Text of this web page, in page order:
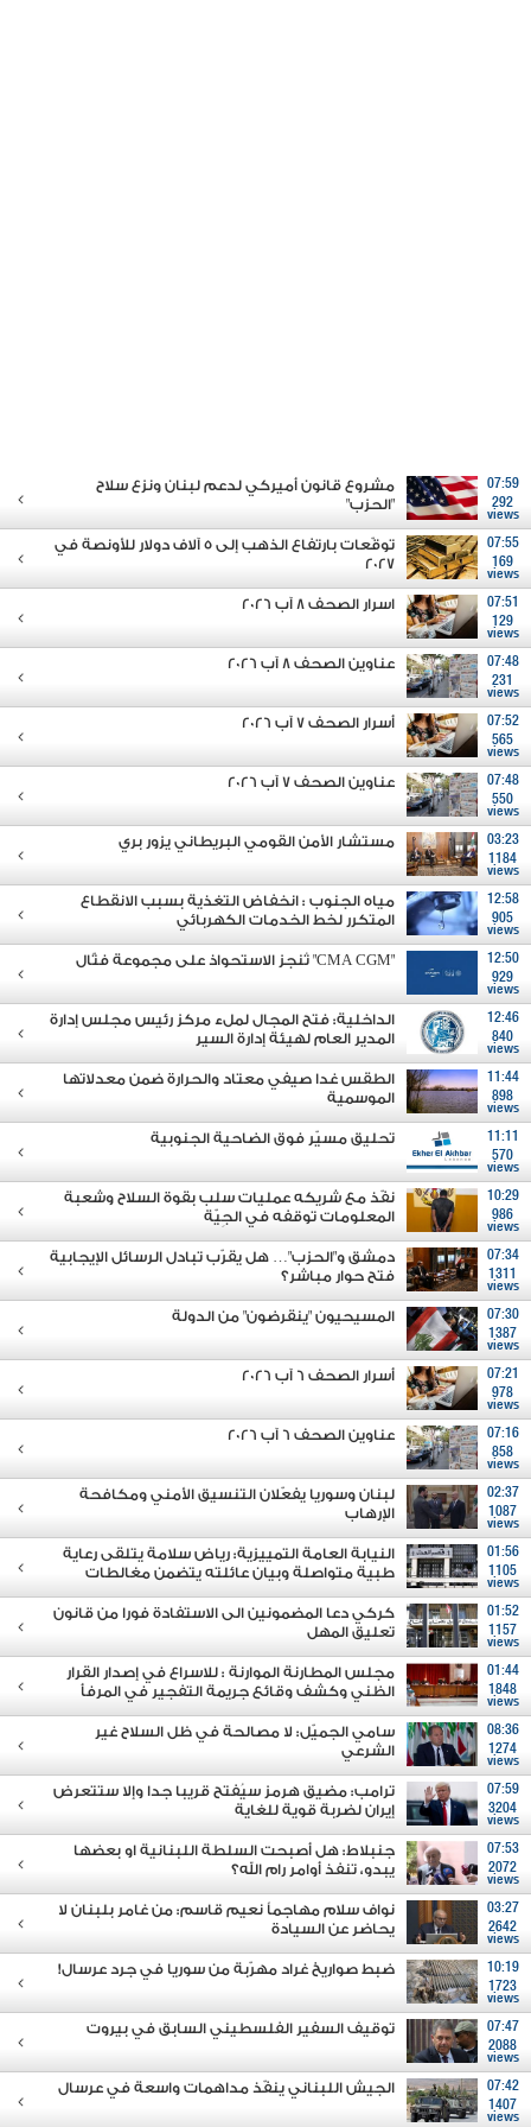
07:59
292
views
مشروع قانون أميركي لدعم لبنان ونزع سلاح
"الحزب"
07:55
169
views
توقّعات بارتفاع الذهب إلى 5 آلاف دولار للأونصة في
2027
07:51
129
views
اسرار الصحف 8 آب 2026
07:48
231
views
عناوين الصحف 8 آب 2026
07:52
565
views
أسرار الصحف 7 آب 2026
07:48
550
views
عناوين الصحف 7 آب 2026
03:23
1184
views
مستشار الأمن القومي البريطاني يزور بري
12:58
905
views
مياه الجنوب : انخفاض التغذية بسبب الانقطاع
المتكرر لخط الخدمات الكهربائي
12:50
929
views
"CMA CGM" تُنجز الاستحواذ على مجموعة فتّال
12:46
840
views
الداخلية: فتح المجال لملء مركز رئيس مجلس إدارة
المدير العام لهيئة إدارة السير
11:44
898
views
الطقس غدا صيفي معتاد والحرارة ضمن معدلاتها
الموسمية
11:11
570
views
تحليق مسيّر فوق الضاحية الجنوبية
10:29
986
views
نفّذ مع شريكه عمليات سلب بقوة السلاح وشعبة
المعلومات توقفه في الجِيّة
07:34
1311
views
دمشق و"الحزب"… هل يقرّب تبادل الرسائل الإيجابية
فتح حوار مباشر؟
07:30
1387
views
المسيحيون "ينقرضون" من الدولة
07:21
978
views
أسرار الصحف 6 آب 2026
07:16
858
views
عناوين الصحف 6 آب 2026
02:37
1087
views
لبنان وسوريا يفعّلان التنسيق الأمني ومكافحة
الإرهاب
01:56
1105
views
النيابة العامة التمييزية: رياض سلامة يتلقى رعاية
طبية متواصلة وبيان عائلته يتضمن مغالطات
01:52
1157
views
كركي دعا المضمونين الى الاستفادة فورا من قانون
تعليق المهل
01:44
1848
views
مجلس المطارنة الموارنة : للاسراع في إصدار القرار
الظني وكشف وقائع جريمة التفجير في المرفأ
08:36
1274
views
سامي الجميّل: لا مصالحة في ظل السلاح غير
الشرعي
07:59
3204
views
ترامب: مضيق هرمز سيُفتح قريبا جدا وإلا ستتعرض
إيران لضربة قوية للغاية
07:53
2072
views
جنبلاط: هل أصبحت السلطة اللبنانية او بعضها
يبدو، تنفذ أوامر رام الله؟
03:27
2642
views
نواف سلام مهاجماً نعيم قاسم: من غامر بلبنان لا
يحاضر عن السيادة
10:19
1723
views
ضبط صواريخ غراد مهرّبة من سوريا في جرد عرسال!
07:47
2088
views
توقيف السفير الفلسطيني السابق في بيروت
07:42
1407
views
الجيش اللبناني ينفّذ مداهمات واسعة في عرسال